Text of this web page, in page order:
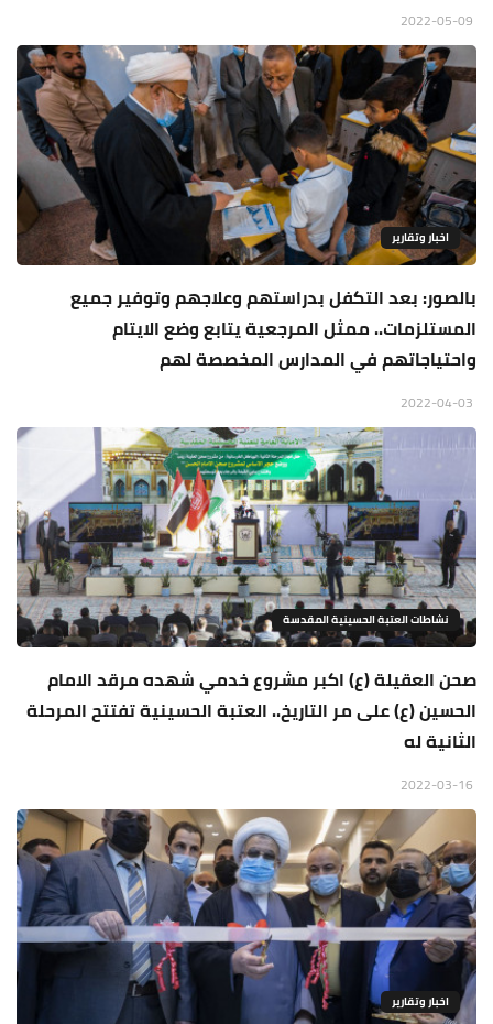
اخبار وتقارير
بالصور: بعد التكفل بدراستهم وعلاجهم وتوفير جميع
المستلزمات.. ممثل المرجعية يتابع وضع الايتام
واحتياجاتهم في المدارس المخصصة لهم
نشاطات العتبة الحسينية المقدسة
صحن العقيلة (ع) اكبر مشروع خدمي شهده مرقد الامام
الحسين (ع) على مر التاريخ.. العتبة الحسينية تفتتح المرحلة
الثانية له
اخبار وتقارير